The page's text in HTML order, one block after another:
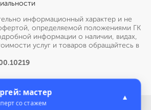
информационный характер и не
определяемой положениями ГК
информации о наличии, видах,
услуг и товаров обращайтесь в
мастер
со стажем
▲